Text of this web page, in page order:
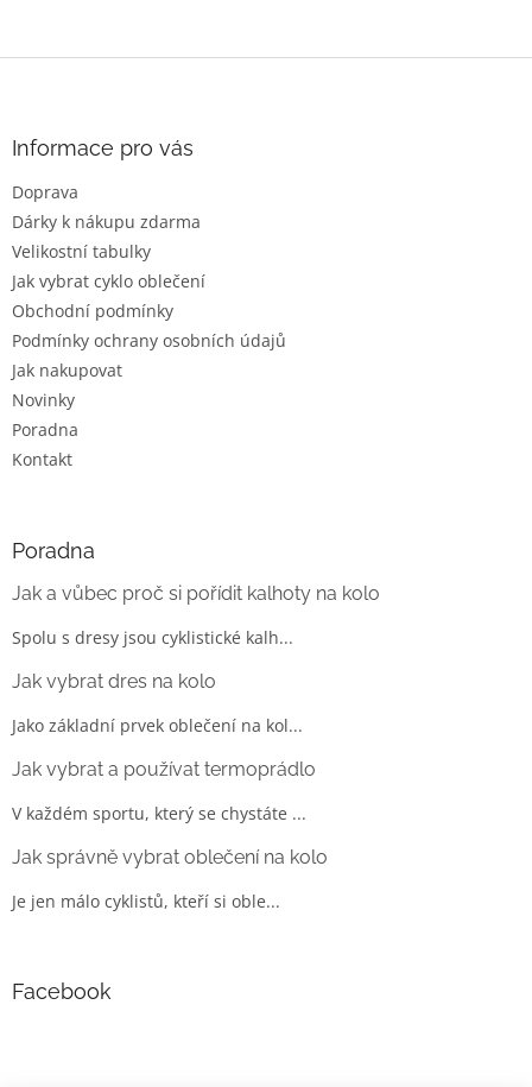
Informace pro vás
Doprava
Dárky k nákupu zdarma
Velikostní tabulky
Jak vybrat cyklo oblečení
Obchodní podmínky
Podmínky ochrany osobních údajů
Jak nakupovat
Novinky
Poradna
Kontakt
Poradna
Jak a vůbec proč si pořídit kalhoty na kolo
Spolu s dresy jsou cyklistické kalh...
Jak vybrat dres na kolo
Jako základní prvek oblečení na kol...
Jak vybrat a používat termoprádlo
V každém sportu, který se chystáte ...
Jak správně vybrat oblečení na kolo
Je jen málo cyklistů, kteří si oble...
Facebook